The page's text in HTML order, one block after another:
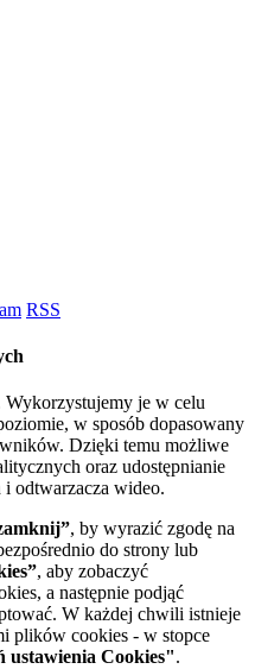
RSS
je w celu
w sposób dopasowany
Dzięki temu możliwe
oraz udostępnianie
odtwarzacza wideo.
, by wyrazić zgodę na
do strony lub
, aby zobaczyć
a następnie podjąć
W każdej chwili istnieje
plików cookies - w stopce
ustawienia Cookies".